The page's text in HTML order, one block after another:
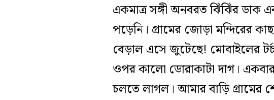
একমাত্র সঙ্গী অনবরত ঝিঁঝিঁর ডাক
পড়েনি। গ্রামের জোড়া মন্দিরের
বেড়াল এসে জুটেছে! মোবাইলের
ওপর কালো ডোরাকাটা দাগ।
চলতে লাগল। আমার বাড়ি গ্রামের